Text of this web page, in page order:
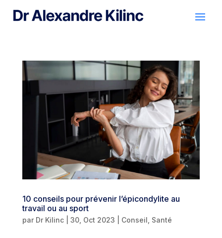
10 conseils pour prévenir l’épicondylite au
travail ou au sport
par Dr Kilinc| 30, Oct 2023 Conseil Santé